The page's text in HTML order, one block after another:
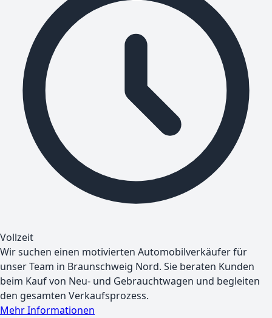
Vollzeit
Wir suchen einen motivierten Automobilverkäufer für
unser Team in Braunschweig Nord. Sie beraten Kunden
beim Kauf von Neu- und Gebrauchtwagen und begleiten
den gesamten Verkaufsprozess.
Mehr Informationen